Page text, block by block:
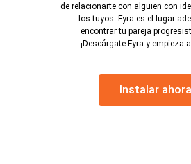
de relacionarte con alguien con
los tuyos. Fyra es el lugar
encontrar tu pareja
¡Descárgate Fyra y empieza
Instalar ahora